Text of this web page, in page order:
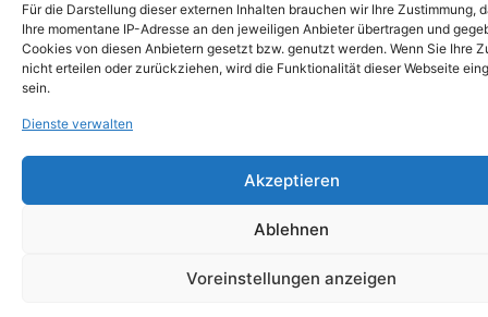
Für die Darstellung dieser externen Inhalten brauchen wir Ihre Zustimmung,
Ihre momentane IP-Adresse an den jeweiligen Anbieter übertragen und
Cookies von diesen Anbietern gesetzt bzw. genutzt werden. Wenn Sie Ihre
nicht erteilen oder zurückziehen, wird die Funktionalität dieser Webseite
sein.
Dienste verwalten
Akzeptieren
Ablehnen
Voreinstellungen anzeigen